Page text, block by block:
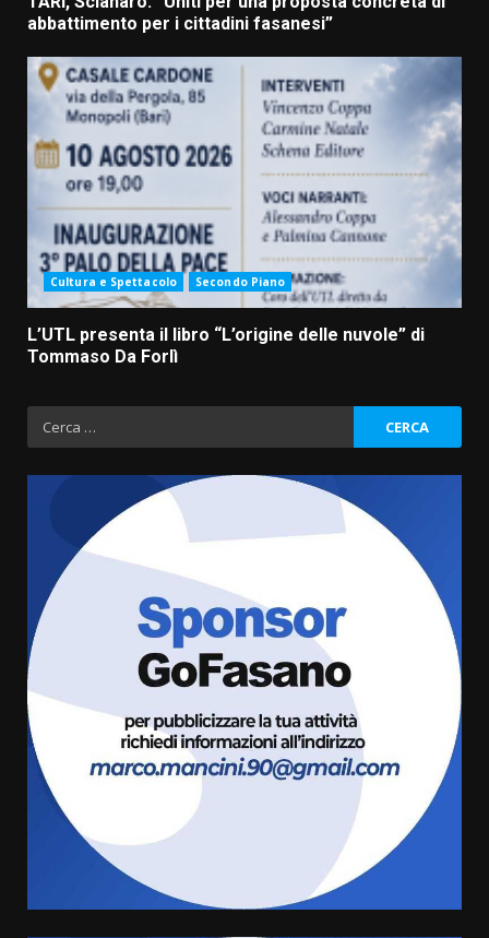
abbattimento per i cittadini fasanesi”
Cultura e Spettacolo Secondo Piano
L’UTL presenta il libro “L’origine delle nuvole” di
Tommaso Da Forlì
Ricerca
per:
Grande successo per la “Sagra
del Pesce Spada” a Savelletri
9 Agosto 2026 07:32
Serie D, l’Us Fasano non molla e
conferma di voler ricorrere per
ottenere l’iscrizione